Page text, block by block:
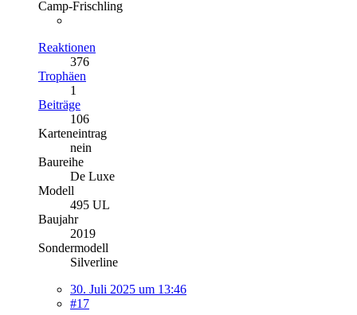
Camp-Frischling
Reaktionen
376
Trophäen
1
Beiträge
106
Karteneintrag
nein
Baureihe
De Luxe
Modell
495 UL
Baujahr
2019
Sondermodell
Silverline
30. Juli 2025 um 13:46
#17